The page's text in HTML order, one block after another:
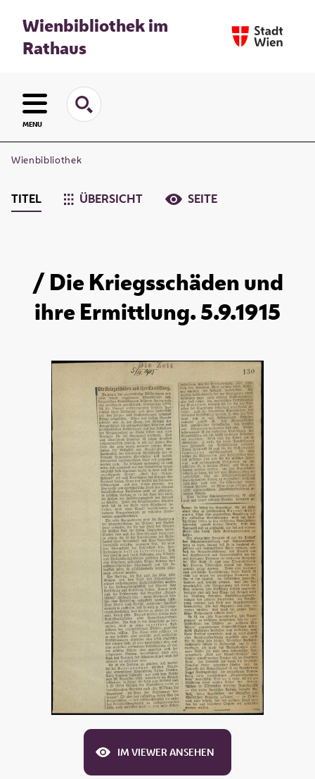
Wienbibliothek im
Rathaus
MENU
Wienbibliothek
TITEL ÜBERSICHT SEITE
/ Die Kriegsschäden und
ihre Ermittlung. 5.9.1915
IM VIEWER ANSEHEN